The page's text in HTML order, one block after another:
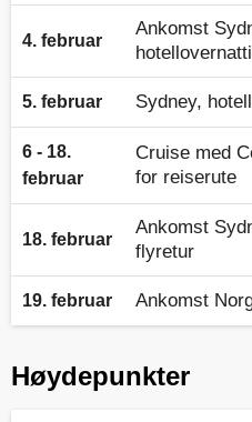
4. februar
Ankomst
5. februar Sydney,
6 - 18.
februar
Cruise med
for reiserute
18. februar
Ankomst
flyretur
19. februar Ankomst
Høydepunkter